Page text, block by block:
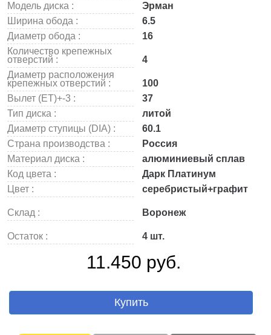
Модель диска :
Эрман
Ширина обода :
6.5
Диаметр обода :
16
Количество крепежных
отверстий :
4
Диаметр расположения
крепежных отверстий :
100
Вылет (ET)+-3 :
37
Тип диска :
литой
Диаметр ступицы (DIA) :
60.1
Страна производства :
Россия
Материал диска :
алюминиевый сплав
Код цвета :
Дарк Платинум
Цвет :
серебристый+графит
Склад : Воронеж
Остаток : 4 шт.
11.450 руб.
Купить